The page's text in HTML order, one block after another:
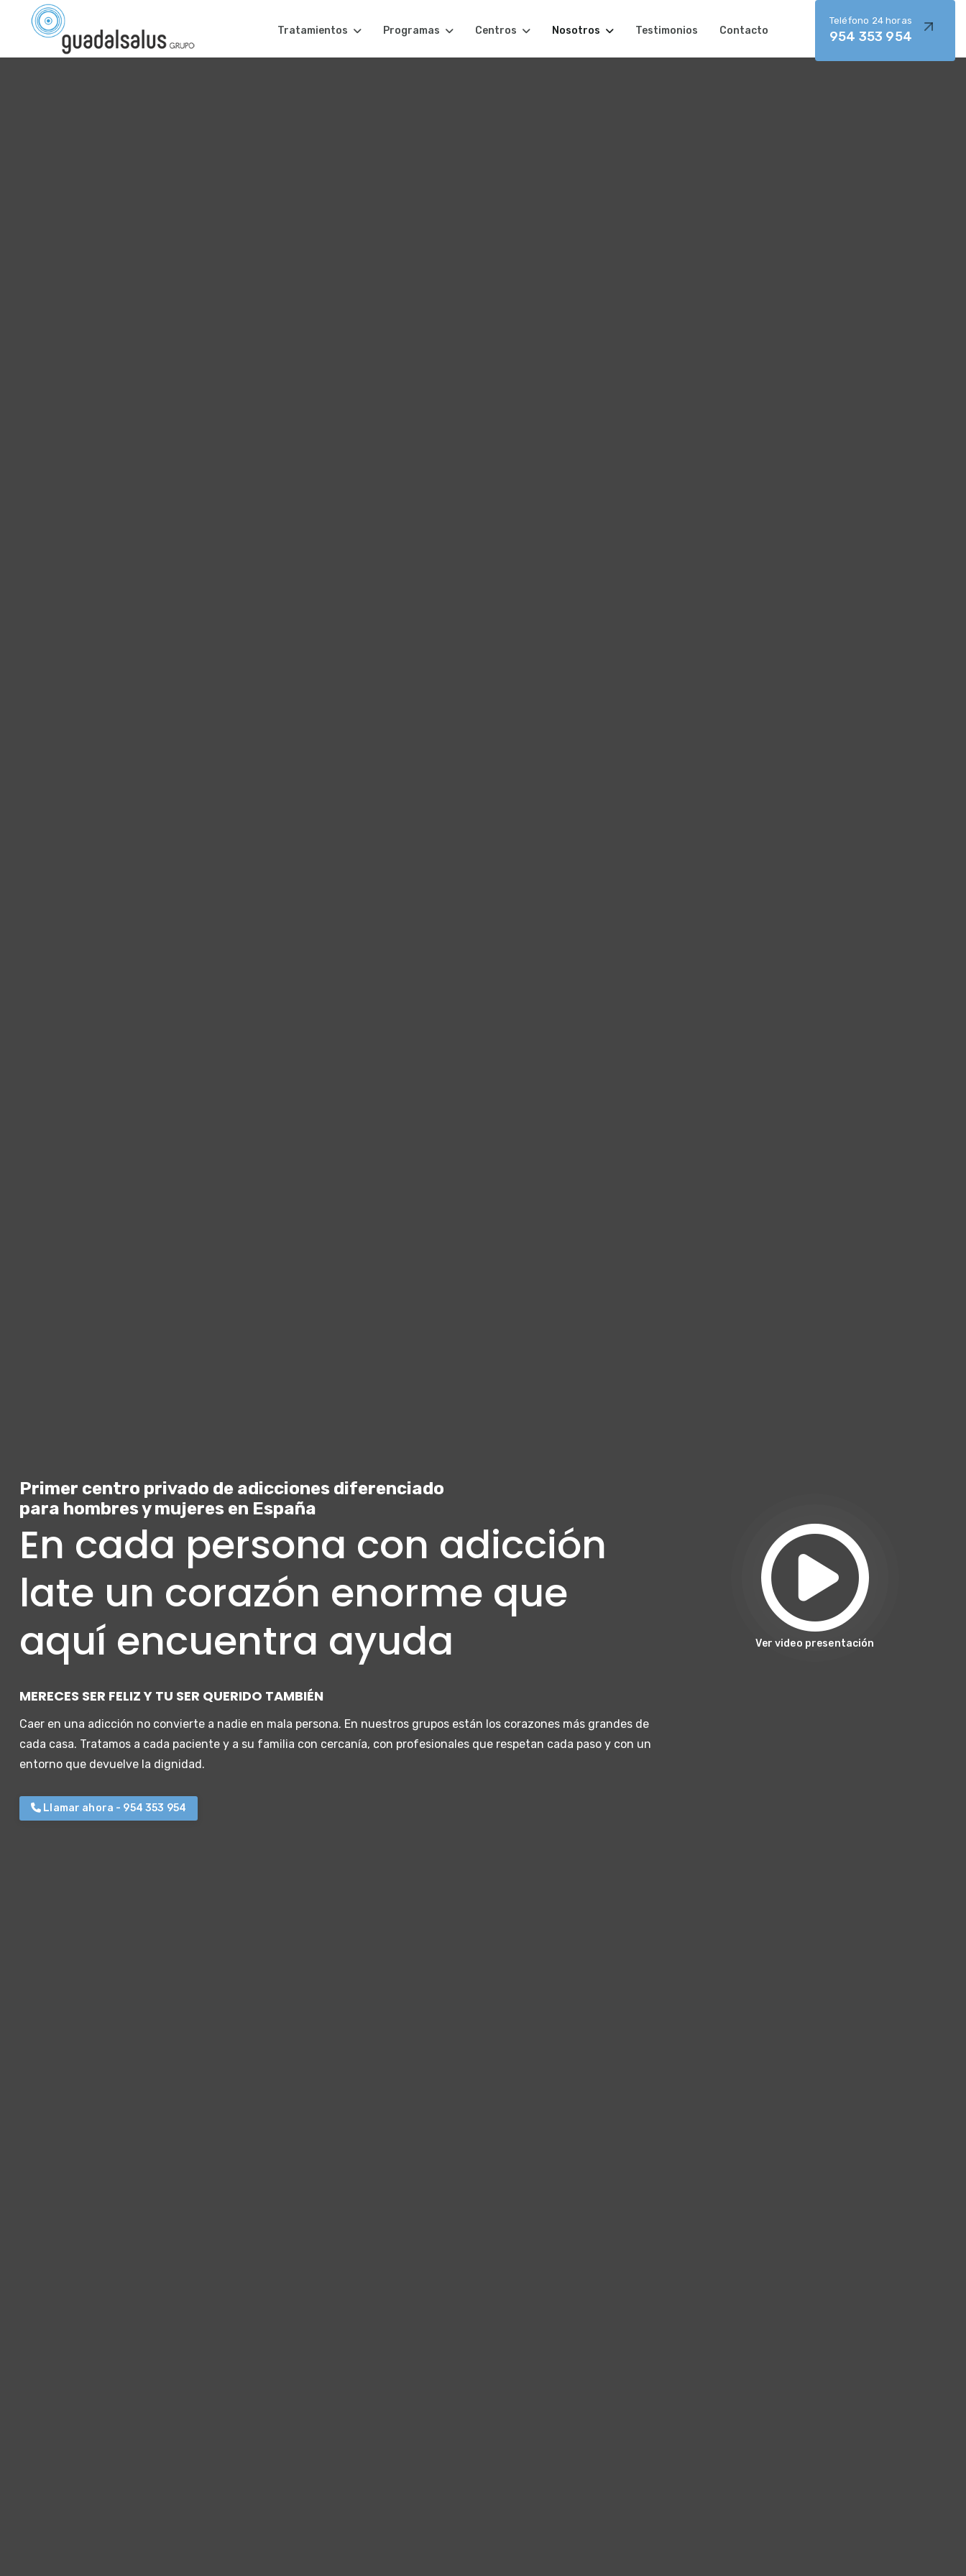
Tratamientos Programas Centros Nosotros Testimonios Contacto
Teléfono 24 horas
954 353 954
Primer centro privado de adicciones diferenciado
para hombres y mujeres en España
En cada persona con adicción
late un corazón enorme que
aquí encuentra ayuda
MERECES SER FELIZ Y TU SER QUERIDO TAMBIÉN
Caer en una adicción no convierte a nadie en mala persona. En nuestros grupos están los corazones más grandes de
cada casa. Tratamos a cada paciente y a su familia con cercanía, con profesionales que respetan cada paso y con un
entorno que devuelve la dignidad.
Llamar ahora - 954 353 954
Ver video presentación